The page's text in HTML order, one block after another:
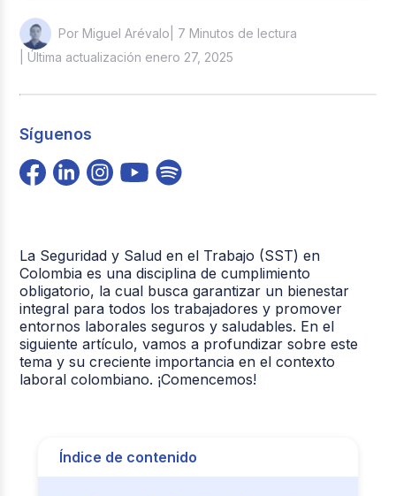
Por Miguel Arévalo | 7 Minutos de lectura
| Última actualización enero 27, 2025
Síguenos
La Seguridad y Salud en el Trabajo (SST) en
Colombia es una disciplina de cumplimiento
obligatorio, la cual busca garantizar un bienestar
integral para todos los trabajadores y promover
entornos laborales seguros y saludables. En el
siguiente artículo, vamos a profundizar sobre este
tema y su creciente importancia en el contexto
laboral colombiano. ¡Comencemos!
Índice de contenido